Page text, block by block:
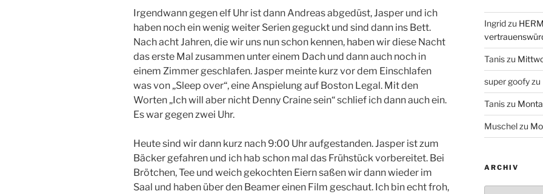
Irgendwann gegen elf Uhr ist dann Andreas abgedüst, Jasper und ich
haben noch ein wenig weiter Serien geguckt und sind dann ins Bett.
Nach acht Jahren, die wir uns nun schon kennen, haben wir diese Nacht
das erste Mal zusammen unter einem Dach und dann auch noch in
einem Zimmer geschlafen. Jasper meinte kurz vor dem Einschlafen
was von „Sleep over“, eine Anspielung auf Boston Legal. Mit den
Worten „Ich will aber nicht Denny Craine sein“ schlief ich dann auch ein.
Es war gegen zwei Uhr.
Heute sind wir dann kurz nach 9:00 Uhr aufgestanden. Jasper ist zum
Bäcker gefahren und ich hab schon mal das Frühstück vorbereitet. Bei
Brötchen, Tee und weich gekochten Eiern saßen wir dann wieder im
Saal und haben über den Beamer einen Film geschaut. Ich bin echt froh,
Ingridzu
Taniszu
super goofyzu
Taniszu
Muschelzu
ARCHIV